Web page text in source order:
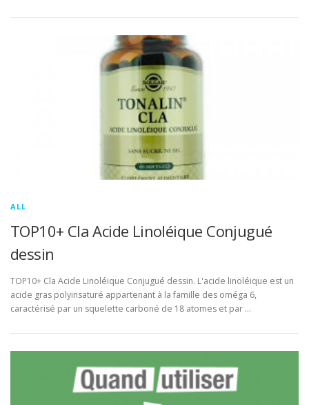
ALL
TOP10+ Cla Acide Linoléique Conjugué
dessin
TOP10+ Cla Acide Linoléique Conjugué dessin. L'acide linoléique est un
acide gras polyinsaturé appartenant à la famille des oméga 6,
caractérisé par un squelette carboné de 18 atomes et par …